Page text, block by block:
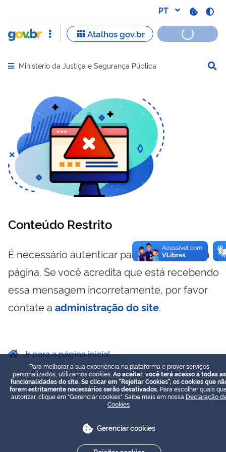
Abrir menu principal de navegação
Ministério da Justiça e Segurança Pública
Conteúdo Restrito
É necessário autenticar para visualizar essa
página. Se você acredita que está recebendo
essa mensagem incorretamente, por favor
contate a administração do site.
Ir para a página inicial
Para melhorar a sua experiência na plataforma e prover serviços
personalizados, utilizamos cookies. Ao aceitar, você terá acesso a todas as
funcionalidades do site. Se clicar em "Rejeitar Cookies", os cookies que
forem estritamente necessários serão desativados. Para escolher quais
autorizar, clique em "Gerenciar cookies". Saiba mais em nossa Declaração
Cookies
Gerenciar cookies